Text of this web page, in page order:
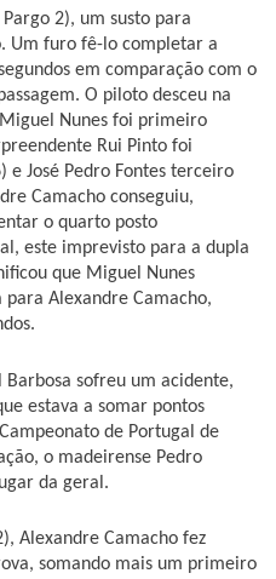
Pargo 2), um susto para
Um furo fê-lo completar a
em comparação com o
O piloto desceu na
Nunes foi primeiro
Rui Pinto foi
e José Pedro Fontes terceiro
Camacho conseguiu,
o quarto posto
este imprevisto para a dupla
que Miguel Nunes
Alexandre Camacho,
Barbosa sofreu um acidente,
estava a somar pontos
de Portugal de
o madeirense Pedro
da geral.
Alexandre Camacho fez
somando mais um primeiro